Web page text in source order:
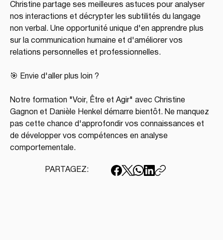
Christine partage ses meilleures astuces pour analyser
nos interactions et décrypter les subtilités du langage
non verbal. Une opportunité unique d'en apprendre plus
sur la communication humaine et d'améliorer vos
relations personnelles et professionnelles.
🎯 Envie d'aller plus loin ?
Notre formation "Voir, Être et Agir" avec Christine
Gagnon et Danièle Henkel démarre bientôt. Ne manquez
pas cette chance d'approfondir vos connaissances et
de développer vos compétences en analyse
comportementale.
PARTAGEZ: